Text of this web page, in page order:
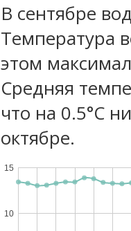
В сентябре
Температура
этом
Средняя
что на 0.5°C
октябре.
10
15